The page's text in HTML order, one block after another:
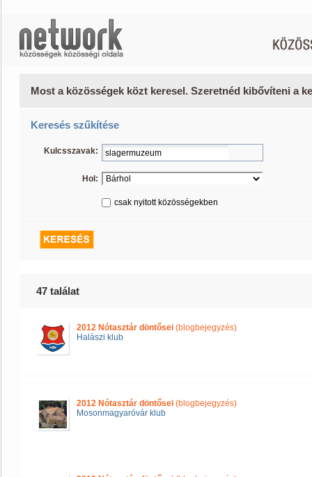
Most a közösségek közt keresel. Szeretnéd kibővíteni a
Keresés szűkítése
Kulcsszavak:
Hol:
csak nyitott közösségekben
47 találat
2012 Nótasztár döntősei (blogbejegyzés)
Halászi klub
2012 Nótasztár döntősei (blogbejegyzés)
Mosonmagyaróvár klub